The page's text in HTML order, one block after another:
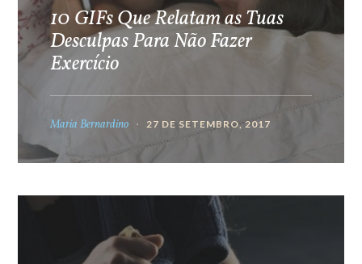
10 GIFs Que Relatam as Tuas
Desculpas Para Não Fazer
Exercício
Maria Bernardino 27 DE SETEMBRO, 2017